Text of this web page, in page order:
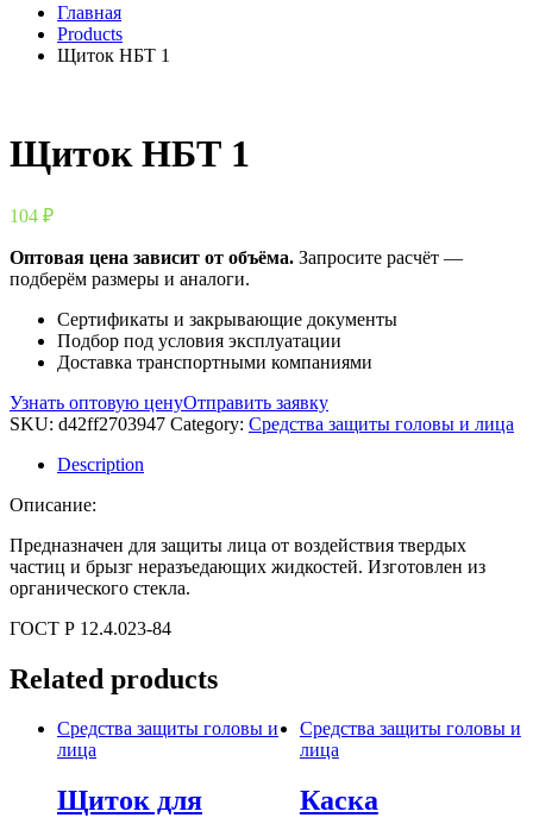
Главная
Products
Щиток НБТ 1
Щиток НБТ 1
104 ₽
Оптовая цена зависит от объёма. Запросите расчёт —
подберём размеры и аналоги.
Сертификаты и закрывающие документы
Подбор под условия эксплуатации
Доставка транспортными компаниями
Узнать оптовую ценуОтправить заявку
SKU: d42ff2703947 Category: Средства защиты головы и лица
Description
Описание:
Предназначен для защиты лица от воздействия твердых
частиц и брызг неразъедающих жидкостей. Изготовлен из
органического стекла.
ГОСТ Р 12.4.023-84
Related products
Средства защиты головы и
лица
Щиток для
Средства защиты головы и
лица
Каска